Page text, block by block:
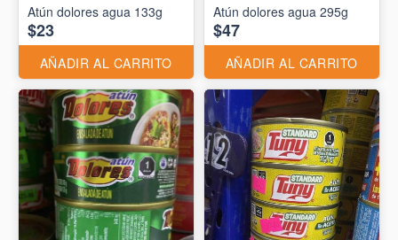
Atún dolores agua 133g
$23
AÑADIR AL CARRITO
Atún dolores agua 295g
$47
AÑADIR AL CARRITO